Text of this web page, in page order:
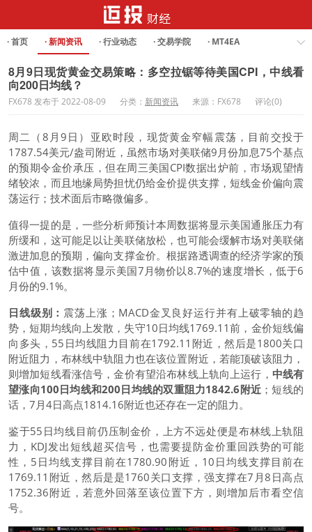
· 首页 · 新闻资讯 · 行业动态 · 交易学院 · MT4EA
· Forex Analysis
8月9日现货黄金交易策略：多空拉锯等待美国CPI，中线看
向200日均线？
FX678 发布于 2022-08-09 分类： 新闻资讯 来源：FX678 评论(0)
周二（8月9日）亚欧时段， 现货黄金窄幅震荡，目前交投于
1787.54美元/盎司附近，虽然市场对美联储9月份加息75个基点
的预期令金价承压，但在周三美国CPI数据出炉前，市场观望情
绪较浓，而且地缘局势担忧仍给金价提供支撑，短线金价偏向震
荡运行；技术面后市略微偏多。
值得一提的是，一些分析师预计本周数据将显示美国通胀压力有
所缓和，这可能足以让美联储放松，也可能会缓解市场对美联储
激进加息的预期，偏向支撑金价。根据路透调查的经济学家的预
估中值，该数据将显示美国7月物价以8.7%的速度增长，低于6
月份的9.1%。
日线级别： 震荡上涨；MACD金叉良好运行并有上破零轴的趋
势，短期均线向上发散，失守10日均线1769.11前，金价短线偏
向多头，55日均线阻力目前在1792.11附近，然后是1800关口
附近阻力，布林线中轨阻力也在该位置附近，若能顶破该阻力，
则增加短线看涨信号，金价有望沿布林线上轨向上运行， 中线有
望涨向100日均线和200日均线的双重阻力1842.6附近 ；短线的
话，7月4日高点1814.16附近也还存在一定的阻力。
鉴于55日均线目前仍压制金价，上方不远处便是布林线上轨阻
力，KDJ发出短线超买信号，也需要提防金价重回跌势的可能
性，5日均线支撑目前在1780.90附近，10日均线支撑目前在
1769.11附近，然后是是1760关口支撑，强支撑在7月8日高点
1752.36附近，若意外回落至该位置下方，则增加后市看空信
号。